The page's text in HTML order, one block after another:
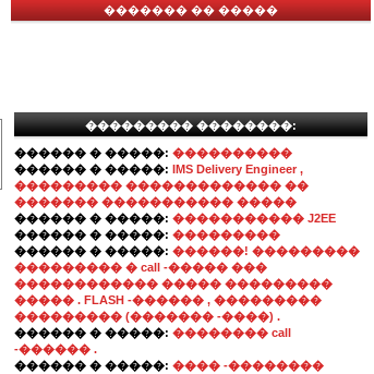
������� �� �����
��������� ��������:
������ � �����: ����������
������ � �����: IMS Delivery Engineer ,
��������� ������������� ��
������� ����������� �����
������ � �����: ����������� J2EE
������ � �����: ���������
������ � �����: ������! ���������
��������� � call -����� ���
������������ ����� ���������
����� . FLASH -������ , ���������
��������� (������� -����) .
������ � �����: �������� call
-������ .
������ � �����: ���� -��������